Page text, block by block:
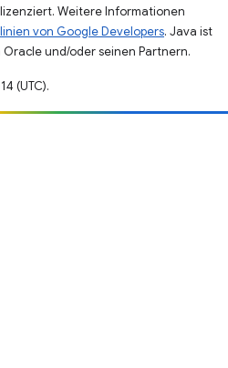
lizenziert. Weitere Informationen
von Google Developers. Java ist
und/oder seinen Partnern.
(UTC).